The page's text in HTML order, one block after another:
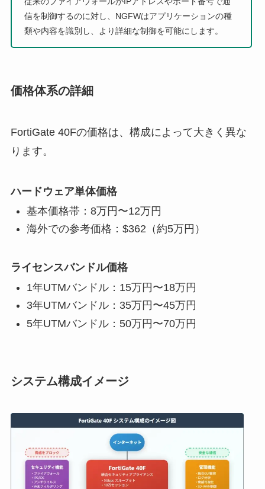
信を制御するのに対し、NGFWはアプリケーションの種
類や内容を識別し、より詳細な制御を可能にします。
価格体系の詳細
FortiGate 40Fの価格は、構成によって大きく異な
ります。
ハードウェア単体価格
基本価格帯：8万円〜12万円
海外での参考価格：$362（約5万円）
ライセンスバンドル価格
1年UTMバンドル：15万円〜18万円
3年UTMバンドル：35万円〜45万円
5年UTMバンドル：50万円〜70万円
システム構成イメージ